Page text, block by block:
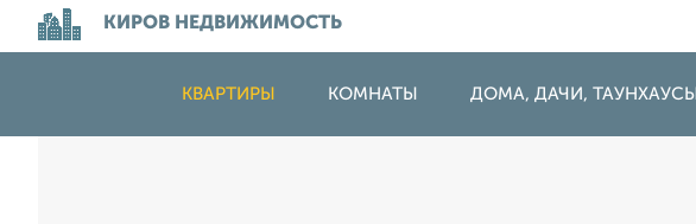
КИРОВ НЕДВИЖИМОСТЬ
КВАРТИРЫ КОМНАТЫ ДОМА, ДАЧИ, ТАУНХАУСЫ